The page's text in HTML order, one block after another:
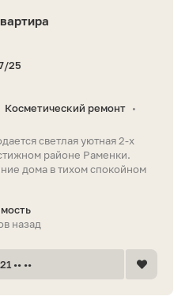
25
Косметический ремонт •
светлая уютная 2-х
районе Раменки.
дома в тихом спокойном
назад
•• ••